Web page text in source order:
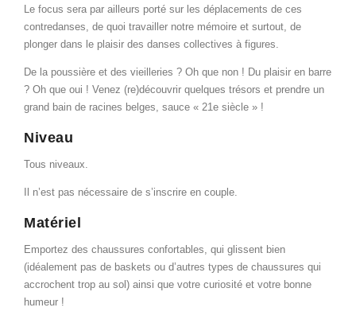
Le focus sera par ailleurs porté sur les déplacements de ces
contredanses, de quoi travailler notre mémoire et surtout, de
plonger dans le plaisir des danses collectives à figures.
De la poussière et des vieilleries ? Oh que non ! Du plaisir en barre
? Oh que oui ! Venez (re)découvrir quelques trésors et prendre un
grand bain de racines belges, sauce « 21e siècle » !
Niveau
Tous niveaux.
Il n’est pas nécessaire de s’inscrire en couple.
Matériel
Emportez des chaussures confortables, qui glissent bien
(idéalement pas de baskets ou d’autres types de chaussures qui
accrochent trop au sol) ainsi que votre curiosité et votre bonne
humeur !